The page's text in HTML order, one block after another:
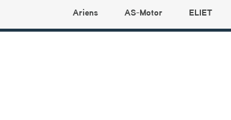
Ariens AS-Motor ELIET